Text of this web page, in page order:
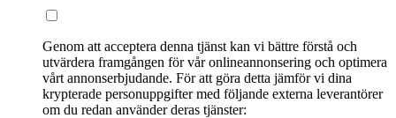
Genom att acceptera denna tjänst kan vi bättre förstå och
utvärdera framgången för vår onlineannonsering och optimera
vårt annonserbjudande. För att göra detta jämför vi dina
krypterade personuppgifter med följande externa leverantörer
om du redan använder deras tjänster: